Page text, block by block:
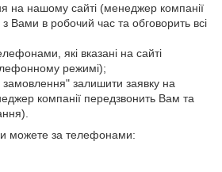
на нашому сайті (менеджер компанії
Вами в робочий час та обговорить всі
які вказані на сайті
режимі);
залишити заявку на
компанії передзвонить Вам та
можете за телефонами: